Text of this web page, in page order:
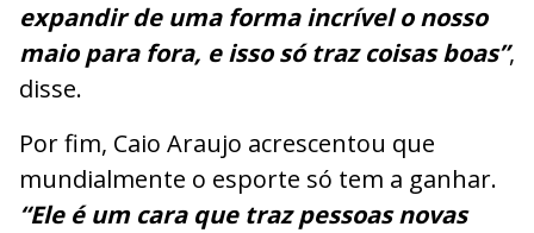
expandir de uma forma incrível o nosso
maio para fora, e isso só traz coisas boas”,
disse.
Por fim, Caio Araujo acrescentou que
mundialmente o esporte só tem a ganhar.
“Ele é um cara que traz pessoas novas